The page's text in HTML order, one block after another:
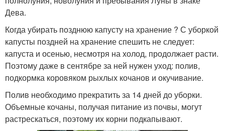
Дева.
Когда убирать позднюю капусту на хранение ? С уборкой
капусты поздней на хранение спешить не следует:
капуста и осенью, несмотря на холод, продолжает расти.
Поэтому даже в сентябре за ней нужен уход: полив,
подкормка коровяком рыхлых кочанов и окучивание.
Полив необходимо прекратить за 14 дней до уборки.
Объемные кочаны, получая питание из почвы, могут
растрескаться, поэтому их корни подкапывают.